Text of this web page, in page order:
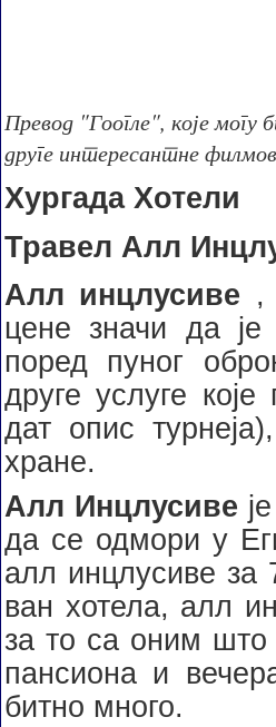
Превод "Гоогле", које могу
друге интересантне
Хургада Хотели
Травел Алл
Алл инцлусиве ,
цене значи да
поред пуног
друге услуге
дат опис
хране.
Алл Инцлусиве
да се одмори у
алл инцлусиве за
ван хотела, алл
за то са оним што
пансиона и
битно много.